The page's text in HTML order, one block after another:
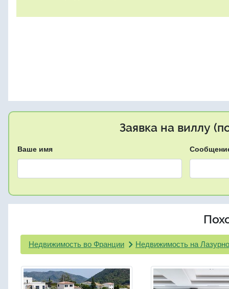
Заявка на виллу
Ваше имя
Недвижимость во Франции Недвижимость на